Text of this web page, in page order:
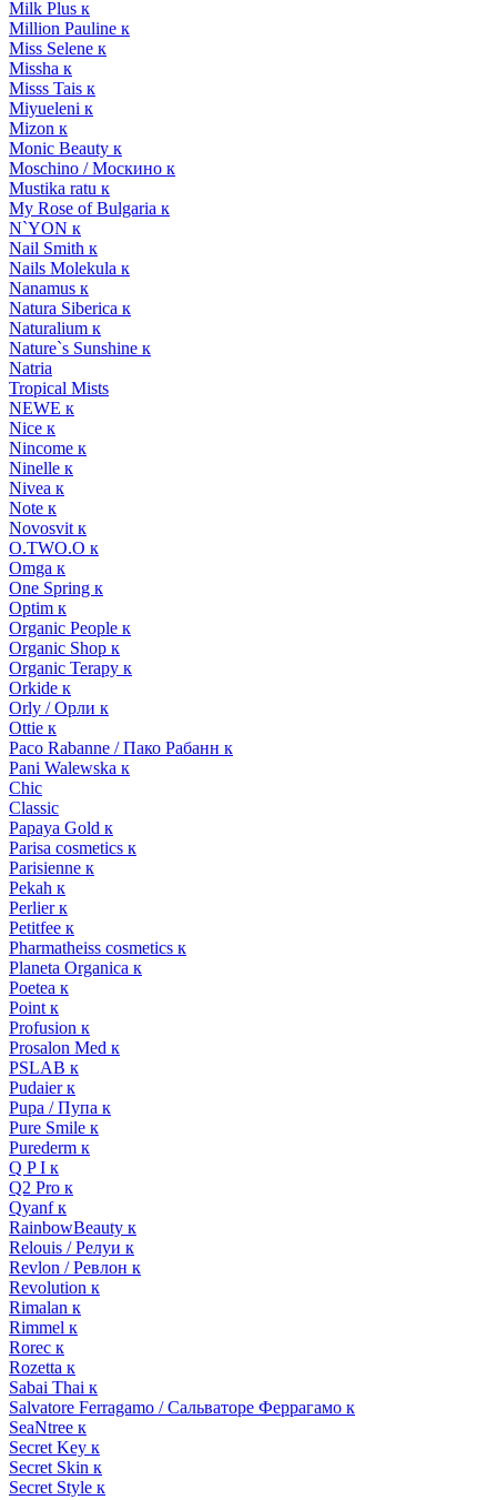
Milk Plus к
Million Pauline к
Miss Selene к
Missha к
Misss Tais к
Miyueleni к
Mizon к
Monic Beauty к
Moschino / Москино к
Mustika ratu к
My Rose of Bulgaria к
N`YON к
Nail Smith к
Nails Molekula к
Nanamus к
Natura Siberica к
Naturalium к
Nature`s Sunshine к
Natria
Tropical Mists
NEWE к
Nice к
Nincome к
Ninelle к
Nivea к
Note к
Novosvit к
O.TWO.O к
Omga к
One Spring к
Optim к
Organic People к
Organic Shop к
Organic Terapy к
Orkide к
Orly / Орли к
Ottie к
Paco Rabanne / Пако Рабанн к
Pani Walewska к
Chic
Classic
Papaya Gold к
Parisa cosmetics к
Parisienne к
Pekah к
Perlier к
Petitfee к
Pharmatheiss cosmetics к
Planeta Organica к
Poetea к
Point к
Profusion к
Prosalon Med к
PSLAB к
Pudaier к
Pupa / Пупа к
Pure Smile к
Purederm к
Q P I к
Q2 Pro к
Qyanf к
RainbowBeauty к
Relouis / Релуи к
Revlon / Ревлон к
Revolution к
Rimalan к
Rimmel к
Rorec к
Rozetta к
Sabai Thai к
Salvatore Ferragamo / Сальваторе Феррагамо к
SeaNtree к
Secret Key к
Secret Skin к
Secret Style к